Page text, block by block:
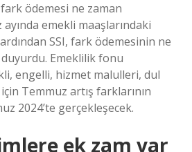
ödemesi ne zaman
ayında emekli maaşlarındaki
SSI, fark ödemesinin ne
duyurdu. Emeklilik fonu
engelli, hizmet malulleri, dul
Temmuz artış farklarının
2024’te gerçekleşecek.
ek zam var